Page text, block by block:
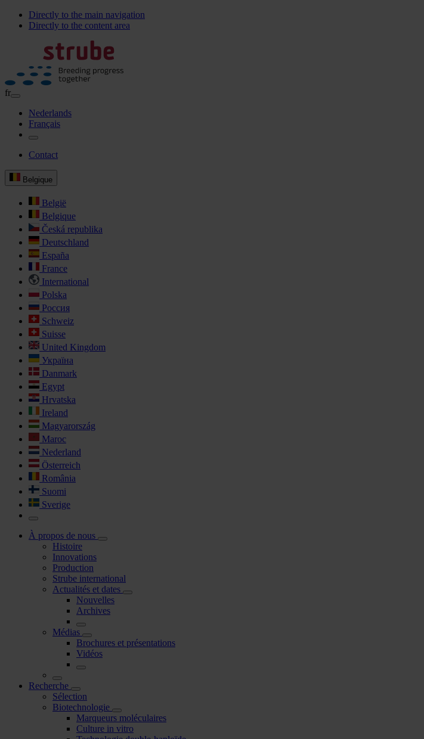
Directly to the main navigation
Directly to the content area
fr
Nederlands
Français
Contact
Belgique
België
Belgique
Česká republika
Deutschland
España
France
International
Polska
Россия
Schweiz
Suisse
United Kingdom
Україна
Danmark
Egypt
Hrvatska
Ireland
Magyarország
Maroc
Nederland
Österreich
România
Suomi
Sverige
À propos de nous
Histoire
Innovations
Production
Strube international
Actualités et dates
Nouvelles
Archives
Médias
Brochures et présentations
Vidéos
Recherche
Sélection
Biotechnologie
Marqueurs moléculaires
Culture in vitro